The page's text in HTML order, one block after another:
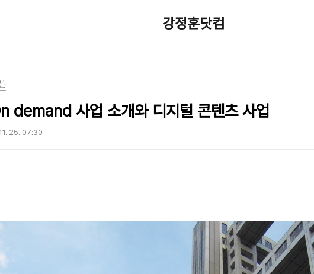
강정훈닷컴
demand 사업 소개와 디지털 콘텐츠 사업
25. 07:30